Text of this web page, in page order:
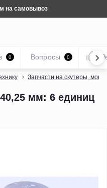
Запчасти на скутеры,
мм: 6 единиц
0 Вопросы 0